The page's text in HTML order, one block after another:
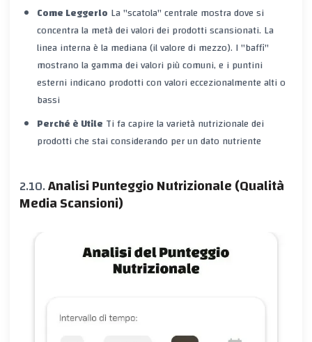
Come Leggerlo La "scatola" centrale mostra dove si
concentra la metà dei valori dei prodotti scansionati. La
linea interna è la mediana (il valore di mezzo). I "baffi"
mostrano la gamma dei valori più comuni, e i puntini
esterni indicano prodotti con valori eccezionalmente alti o
bassi
Perché è Utile Ti fa capire la varietà nutrizionale dei
prodotti che stai considerando per un dato nutriente
Analisi Punteggio Nutrizionale (Qualità
Media Scansioni)